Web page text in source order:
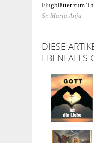
Flugblätter zum
Sr. Maria Anja
DIESE
EBENFALLS